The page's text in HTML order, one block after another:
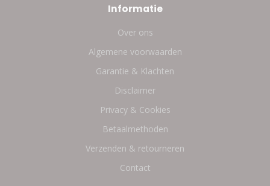
Informatie
Over ons
Algemene voorwaarden
Garantie & Klachten
Disclaimer
Privacy & Cookies
Betaalmethoden
Verzenden & retourneren
Contact